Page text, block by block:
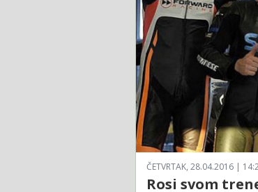
ČETVRTAK, 28.04.2016 |
Rosi svom